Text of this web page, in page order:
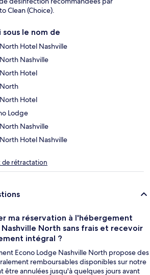
Clean (Choice).
sous le nom de
Hotel Nashville
Nashville
Hotel
Hotel
Lodge
Nashville
Hotel Nashville
de rétractation
ma réservation à l'hébergement
Nashville North sans frais et recevoir
intégral ?
Econo Lodge Nashville North propose des
remboursables disponibles sur notre
être annulées jusqu'à quelques jours avant